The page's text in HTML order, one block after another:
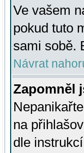
Ve vašem
pokud tuto
sami sobě.
Návrat
Zapomněl
na
dle